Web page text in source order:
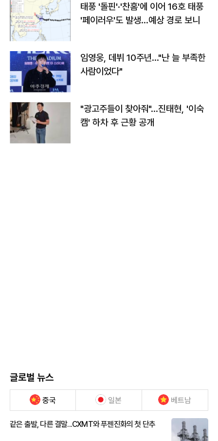
태풍 '돌핀'·'찬홈'에 이어 16호 태풍
'페이러우'도 발생…예상 경로 보니
임영웅, 데뷔 10주년…"난 늘 부족한
사람이었다"
"광고주들이 찾아줘"…진태현, '이숙
캠' 하차 후 근황 공개
글로벌 뉴스
중국 일본 베트남
같은 출발, 다른 결말...CXMT와 푸젠진화의 첫 단추